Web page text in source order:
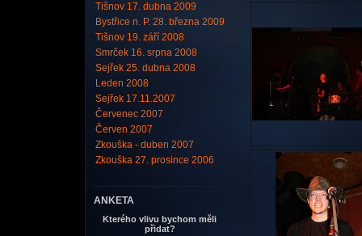
Tišnov 17. dubna 2009
Bystřice n. P. 28. března 2009
Tišnov 19. září 2008
Smrček 16. srpna 2008
Sejřek 25. dubna 2008
Leden 2008
Sejřek 17.11.2007
Červenec 2007
Červen 2007
Zkouška - duben 2007
Zkouška 27. prosince 2006
ANKETA
Kterého vlivu bychom měli
přidat?